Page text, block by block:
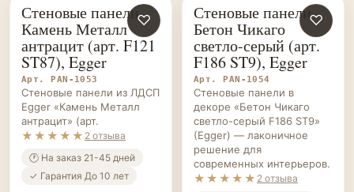
СТЕНОВЫЕ
ПАНЕЛИ НА ЗАКАЗ
♡
Стеновые панели
Камень Металл
антрацит (арт. F121
ST87), Egger
Арт. PAN-1053
Стеновые панели из ЛДСП
Egger «Камень Металл
антрацит» (арт.
★★★★★ 2 отзыва
🕐 На заказ 21-45 дней
✓ Гарантия До 10 лет
СТЕНОВЫЕ
ПАНЕЛИ НА ЗАКАЗ
♡
Стеновые панели
Бетон Чикаго
светло-серый (арт.
F186 ST9), Egger
Арт. PAN-1054
Стеновые панели в
декоре «Бетон Чикаго
светло-серый F186 ST9»
(Egger) — лаконичное
решение для
современных интерьеров.
★★★★★ 2 отзыва